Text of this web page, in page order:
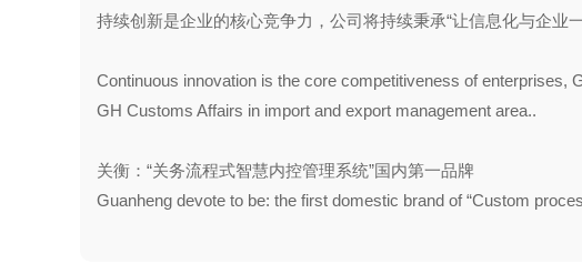
持续创新是企业的核心竞争力，公司将持续秉承“让信息化与企业
Continuous innovation is the core competitiveness of enterprises,
GH Customs Affairs in import and export management area..
关衡：“关务流程式智慧内控管理系统”国内第一品牌
Guanheng devote to be: the first domestic brand of “Custom